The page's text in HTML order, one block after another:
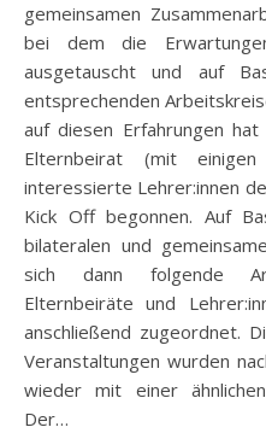
gemeinsamen
bei dem die
ausgetauscht und auf
entsprechenden
auf diesen Erfahrungen
Elternbeirat (mit
interessierte Lehrer:innen
Kick Off begonnen. Auf
bilateralen und
sich dann folgende
Elternbeiräte und
anschließend zugeordnet.
Veranstaltungen wurden
wieder mit einer
Der…